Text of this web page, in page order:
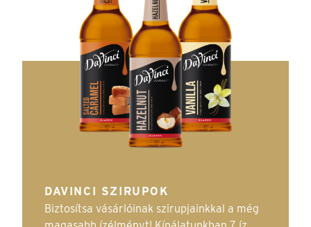
DAVINCI SZIRUPOK
Biztosítsa vásárlóinak szirupjainkkal a még